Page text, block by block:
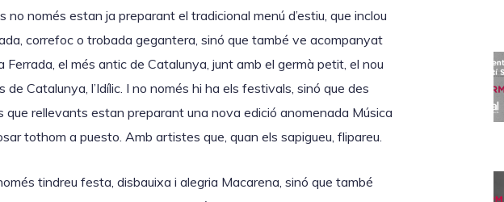
no només estan ja preparant el tradicional menú d’estiu, que inclou
correfoc o trobada gegantera, sinó que també ve acompanyat
el més antic de Catalunya, junt amb el germà petit, el nou
Catalunya, l’Idílic. I no només hi ha els festivals, sinó que des
que rellevants estan preparant una nova edició anomenada Música
tothom a puesto. Amb artistes que, quan els sapigueu, flipareu.
tindreu festa, disbauixa i alegria Macarena, sinó que també